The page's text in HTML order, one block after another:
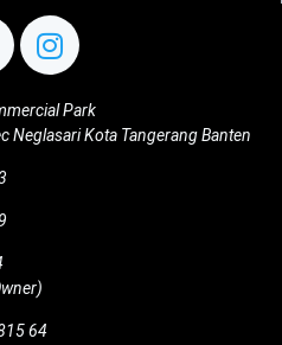
Park
Neglasari Kota Tangerang Banten
64